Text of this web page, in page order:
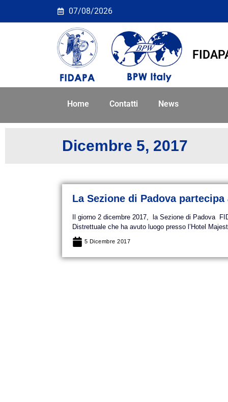
Giorno: <span>5
07/08/2026
Home Contatti News
Dicembre 5, 2017
La Sezione di Padova
Il giorno 2 dicembre 2017, la Sezione di Padova
Distrettuale che ha avuto luogo presso l’Hotel
5 Dicembre 2017